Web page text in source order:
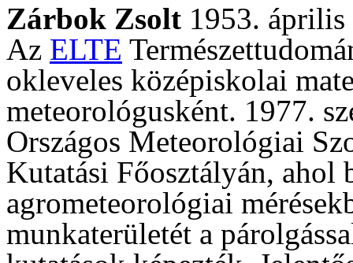
Zárbok Zsolt 1953. április
Az ELTE
okleveles középiskolai
meteorológusként. 1977.
Országos Meteorológiai
Kutatási Főosztályán, ahol
agrometeorológiai
munkaterületét a